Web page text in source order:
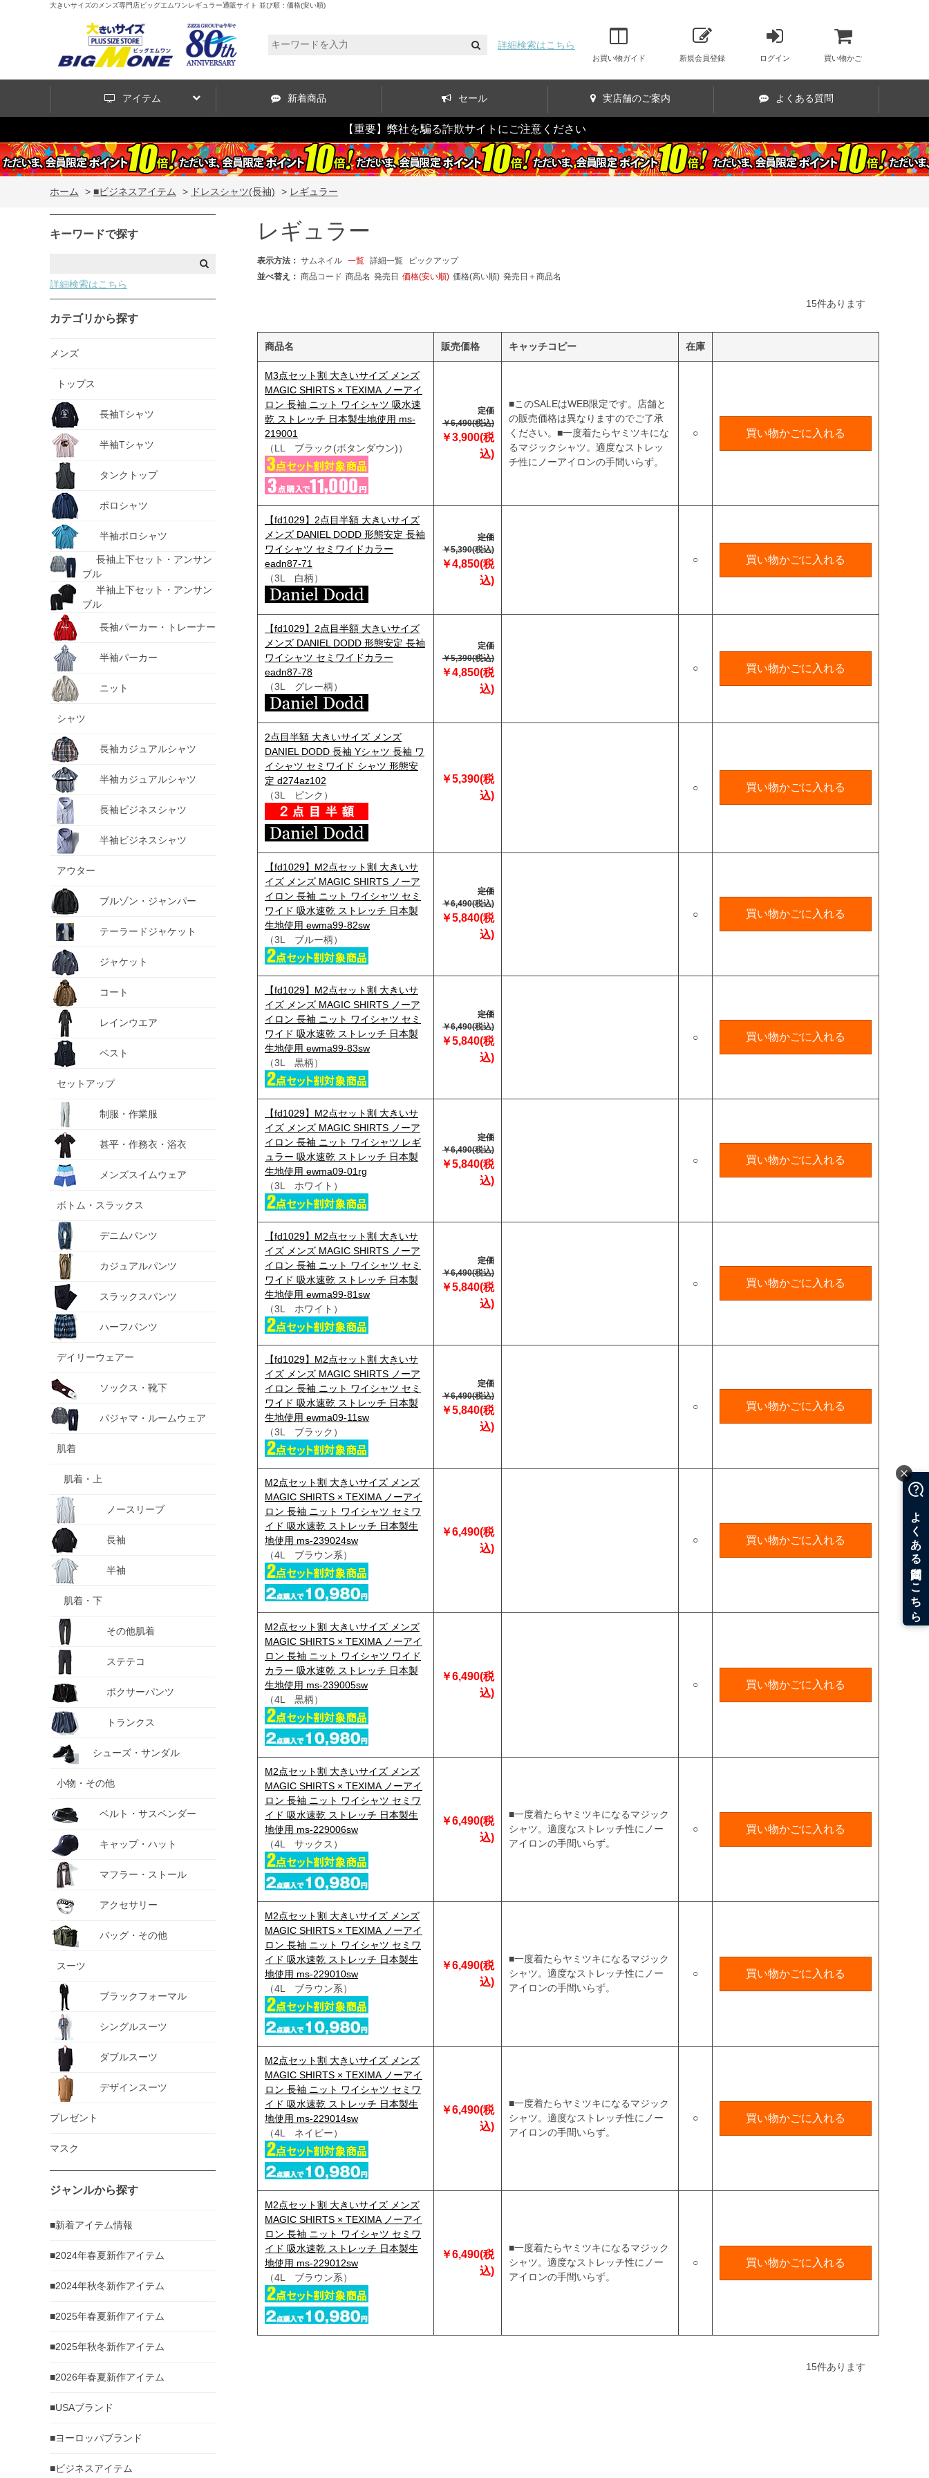
大きいサイズのメンズ専門店ビッグエムワンレギュラー通販サイト 並び順：価格(安い順)
詳細検索はこちら
お買い物ガイド 新規会員登録 ログイン 買い物かご
アイテム 新着商品 セール 実店舗のご案内 よくある質問
【重要】弊社を騙る詐欺サイトにご注意ください
ホーム > ■ビジネスアイテム > ドレスシャツ(長袖) > レギュラー
キーワードで探す
詳細検索はこちら
カテゴリから探す
メンズ
トップス
長袖Tシャツ
半袖Tシャツ
タンクトップ
ポロシャツ
半袖ポロシャツ
長袖上下セット・アンサン
ブル
半袖上下セット・アンサン
ブル
長袖パーカー・トレーナー
半袖パーカー
ニット
シャツ
長袖カジュアルシャツ
半袖カジュアルシャツ
長袖ビジネスシャツ
半袖ビジネスシャツ
アウター
ブルゾン・ジャンパー
テーラードジャケット
ジャケット
コート
レインウエア
ベスト
セットアップ
制服・作業服
甚平・作務衣・浴衣
メンズスイムウェア
ボトム・スラックス
デニムパンツ
カジュアルパンツ
スラックスパンツ
ハーフパンツ
デイリーウェアー
ソックス・靴下
パジャマ・ルームウェア
肌着
肌着・上
ノースリーブ
長袖
半袖
肌着・下
その他肌着
ステテコ
ボクサーパンツ
トランクス
シューズ・サンダル
小物・その他
ベルト・サスペンダー
キャップ・ハット
マフラー・ストール
アクセサリー
バッグ・その他
スーツ
ブラックフォーマル
シングルスーツ
ダブルスーツ
デザインスーツ
プレゼント
マスク
ジャンルから探す
■新着アイテム情報
■2024年春夏新作アイテム
■2024年秋冬新作アイテム
■2025年春夏新作アイテム
■2025年秋冬新作アイテム
■2026年春夏新作アイテム
■USAブランド
■ヨーロッパブランド
■ビジネスアイテム
レギュラー
表示方法： サムネイル 一覧 詳細一覧
ピックアップ
並べ替え： 商品コード 商品名 発売日 価格(安い順) 価格(高い順) 発売日＋商品名
15件あります
商品名 販売価格 キャッチコピー 在庫
M3点セット割 大きいサイズ メンズ
MAGIC SHIRTS × TEXIMA ノーアイ
ロン 長袖 ニット ワイシャツ 吸水速
乾 ストレッチ 日本製生地使用 ms-
219001
（LL ブラック(ボタンダウン)）
定価
￥6,490(税込)
￥3,900(税
込)
■このSALEはWEB限定です。店舗と
の販売価格は異なりますのでご了承
ください。■一度着たらヤミツキにな
るマジックシャツ。適度なストレッ
チ性にノーアイロンの手間いらず。
○ 買い物かごに入れる
【fd1029】2点目半額 大きいサイズ
メンズ DANIEL DODD 形態安定 長袖
ワイシャツ セミワイドカラー
eadn87-71
（3L 白柄）
定価
￥5,390(税込)
￥4,850(税
込)
○ 買い物かごに入れる
【fd1029】2点目半額 大きいサイズ
メンズ DANIEL DODD 形態安定 長袖
ワイシャツ セミワイドカラー
eadn87-78
（3L グレー柄）
定価
￥5,390(税込)
￥4,850(税
込)
○ 買い物かごに入れる
2点目半額 大きいサイズ メンズ
DANIEL DODD 長袖 Yシャツ 長袖 ワ
イシャツ セミワイド シャツ 形態安
定 d274az102
（3L ピンク）
￥5,390(税
込)
○ 買い物かごに入れる
【fd1029】M2点セット割 大きいサ
イズ メンズ MAGIC SHIRTS ノーア
イロン 長袖 ニット ワイシャツ セミ
ワイド 吸水速乾 ストレッチ 日本製
生地使用 ewma99-82sw
（3L ブルー柄）
定価
￥6,490(税込)
￥5,840(税
込)
○ 買い物かごに入れる
【fd1029】M2点セット割 大きいサ
イズ メンズ MAGIC SHIRTS ノーア
イロン 長袖 ニット ワイシャツ セミ
ワイド 吸水速乾 ストレッチ 日本製
生地使用 ewma99-83sw
（3L 黒柄）
定価
￥6,490(税込)
￥5,840(税
込)
○ 買い物かごに入れる
【fd1029】M2点セット割 大きいサ
イズ メンズ MAGIC SHIRTS ノーア
イロン 長袖 ニット ワイシャツ レギ
ュラー 吸水速乾 ストレッチ 日本製
生地使用 ewma09-01rg
（3L ホワイト）
定価
￥6,490(税込)
￥5,840(税
込)
○ 買い物かごに入れる
【fd1029】M2点セット割 大きいサ
イズ メンズ MAGIC SHIRTS ノーア
イロン 長袖 ニット ワイシャツ セミ
ワイド 吸水速乾 ストレッチ 日本製
生地使用 ewma99-81sw
（3L ホワイト）
定価
￥6,490(税込)
￥5,840(税
込)
○ 買い物かごに入れる
【fd1029】M2点セット割 大きいサ
イズ メンズ MAGIC SHIRTS ノーア
イロン 長袖 ニット ワイシャツ セミ
ワイド 吸水速乾 ストレッチ 日本製
生地使用 ewma09-11sw
（3L ブラック）
定価
￥6,490(税込)
￥5,840(税
込)
○ 買い物かごに入れる
M2点セット割 大きいサイズ メンズ
MAGIC SHIRTS × TEXIMA ノーアイ
ロン 長袖 ニット ワイシャツ セミワ
イド 吸水速乾 ストレッチ 日本製生
地使用 ms-239024sw
（4L ブラウン系）
￥6,490(税
込)
○ 買い物かごに入れる
M2点セット割 大きいサイズ メンズ
MAGIC SHIRTS × TEXIMA ノーアイ
ロン 長袖 ニット ワイシャツ ワイド
カラー 吸水速乾 ストレッチ 日本製
生地使用 ms-239005sw
（4L 黒柄）
￥6,490(税
込)
○ 買い物かごに入れる
M2点セット割 大きいサイズ メンズ
MAGIC SHIRTS × TEXIMA ノーアイ
ロン 長袖 ニット ワイシャツ セミワ
イド 吸水速乾 ストレッチ 日本製生
地使用 ms-229006sw
（4L サックス）
￥6,490(税
込)
■一度着たらヤミツキになるマジック
シャツ。適度なストレッチ性にノー
アイロンの手間いらず。
○ 買い物かごに入れる
M2点セット割 大きいサイズ メンズ
MAGIC SHIRTS × TEXIMA ノーアイ
ロン 長袖 ニット ワイシャツ セミワ
イド 吸水速乾 ストレッチ 日本製生
地使用 ms-229010sw
（4L ブラウン系）
￥6,490(税
込)
■一度着たらヤミツキになるマジック
シャツ。適度なストレッチ性にノー
アイロンの手間いらず。
○ 買い物かごに入れる
M2点セット割 大きいサイズ メンズ
MAGIC SHIRTS × TEXIMA ノーアイ
ロン 長袖 ニット ワイシャツ セミワ
イド 吸水速乾 ストレッチ 日本製生
地使用 ms-229014sw
（4L ネイビー）
￥6,490(税
込)
■一度着たらヤミツキになるマジック
シャツ。適度なストレッチ性にノー
アイロンの手間いらず。
○ 買い物かごに入れる
M2点セット割 大きいサイズ メンズ
MAGIC SHIRTS × TEXIMA ノーアイ
ロン 長袖 ニット ワイシャツ セミワ
イド 吸水速乾 ストレッチ 日本製生
地使用 ms-229012sw
（4L ブラウン系）
￥6,490(税
込)
■一度着たらヤミツキになるマジック
シャツ。適度なストレッチ性にノー
アイロンの手間いらず。
○ 買い物かごに入れる
15件あります